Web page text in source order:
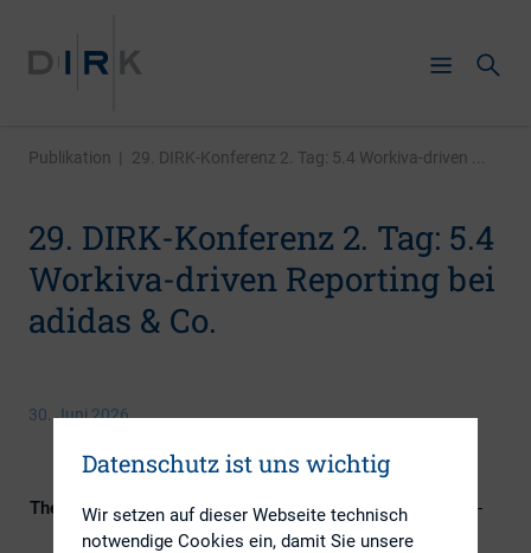
Publikation | 29. DIRK-Konferenz 2. Tag: 5.4 Workiva-driven ...
29. DIRK-Konferenz 2. Tag: 5.4
Workiva-driven Reporting bei
adidas & Co.
30. Juni 2026
Themengebiete
Berichterstattung, Digitalisierung, IR-
Kompetenz
Datenschutz ist uns wichtig
Wir setzen auf dieser Webseite technisch
notwendige Cookies ein, damit Sie unsere